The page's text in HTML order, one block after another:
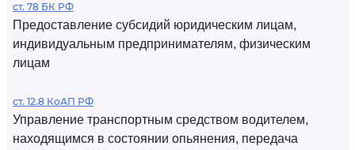
ст. 78 БК РФ
Предоставление субсидий юридическим лицам,
индивидуальным предпринимателям, физическим
лицам
ст. 12.8 КоАП РФ
Управление транспортным средством водителем,
находящимся в состоянии опьянения, передача